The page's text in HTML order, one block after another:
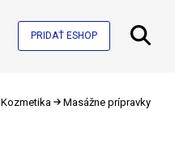
PRIDAŤ ESHOP
Kozmetika Masážne prípravky